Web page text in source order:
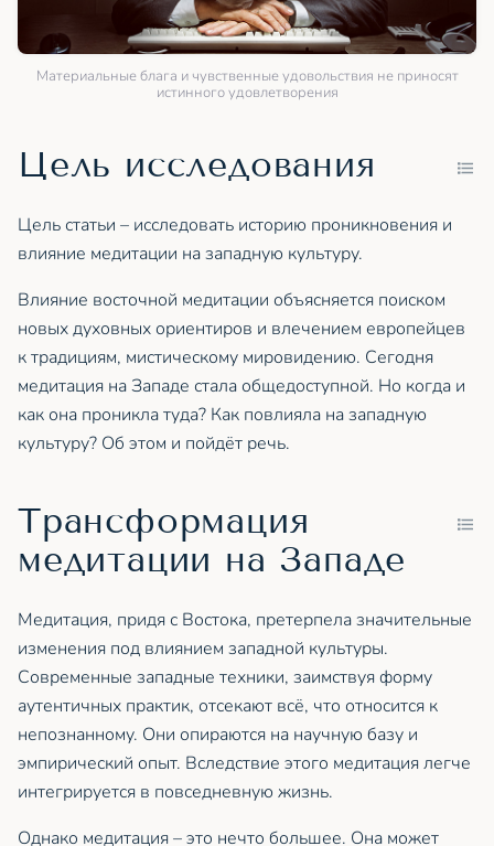
Материальные блага и чувственные удовольствия не приносят
истинного удовлетворения
Цель исследования
Цель статьи – исследовать историю проникновения и
влияние медитации на западную культуру.
Влияние восточной медитации объясняется поиском
новых духовных ориентиров и влечением европейцев
к традициям, мистическому мировидению. Сегодня
медитация на Западе стала общедоступной. Но когда и
как она проникла туда? Как повлияла на западную
культуру? Об этом и пойдёт речь.
Трансформация
медитации на Западе
Медитация, придя с Востока, претерпела значительные
изменения под влиянием западной культуры.
Современные западные техники, заимствуя форму
аутентичных практик, отсекают всё, что относится к
непознанному. Они опираются на научную базу и
эмпирический опыт. Вследствие этого медитация легче
интегрируется в повседневную жизнь.
Однако медитация – это нечто большее. Она может